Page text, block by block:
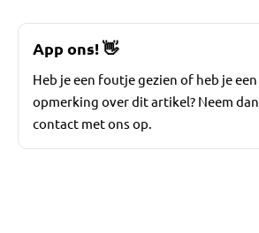
App ons!👋
Heb je een foutje gezien of heb je een
opmerking over dit artikel? Neem dan
contact met ons op.